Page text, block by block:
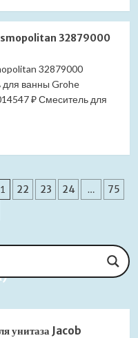
32879000
32879000
ванны Grohe
₽ Смеситель для
22 23 24 …
75
Delafon Brive
унитаза Jacob